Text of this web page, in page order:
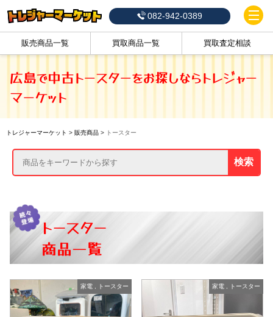
082-942-0389
販売商品一覧 買取商品一覧 買取査定相談
広島で中古トースターをお探しならトレジャー
マーケット
トレジャーマーケット > 販売商品> トースター
検索
トースター
商品一覧
家電, トースター 家電 , トースター